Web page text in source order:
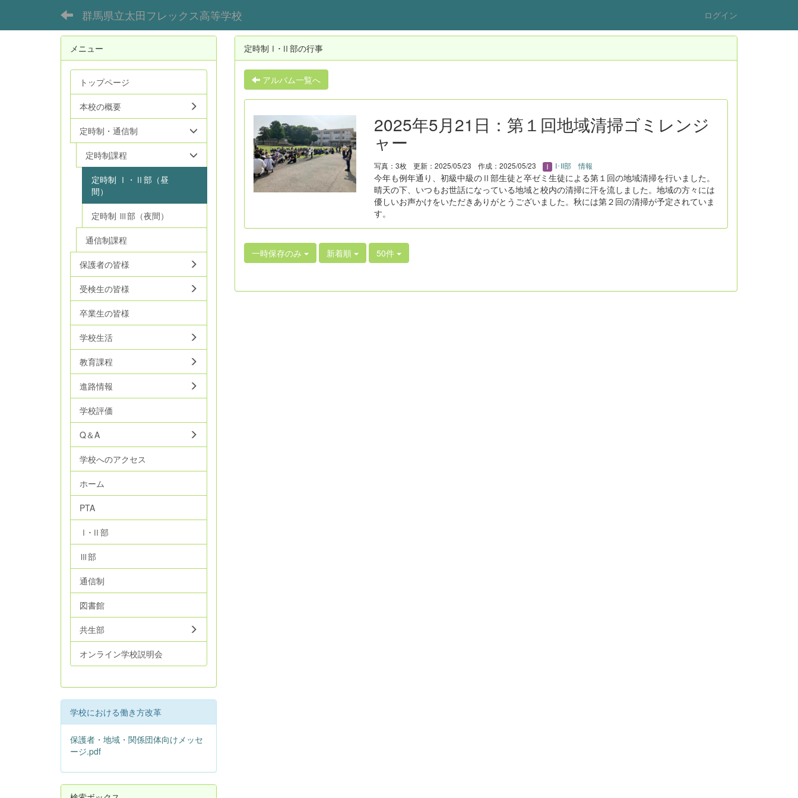
群馬県立太田フレックス高等学校 ログイン
定時制Ⅰ･Ⅱ部の行事
アルバム一覧へ
2025年5月21日：第１回地域清掃ゴミレンジ
ャー
写真：3枚 更新：2025/05/23 作成：2025/05/23 I･II部 情報
今年も例年通り、初級中級のⅡ部生徒と卒ゼミ生徒による第１回の地域清掃を行いました。
晴天の下、いつもお世話になっている地域と校内の清掃に汗を流しました。地域の方々には
優しいお声かけをいただきありがとうございました。秋には第２回の清掃が予定されていま
す。
一時保存のみ 新着順 50件
メニュー
トップページ
本校の概要
定時制・通信制
定時制課程
定時制 Ⅰ・Ⅱ部（昼
間）
定時制 Ⅲ部（夜間）
通信制課程
保護者の皆様
受検生の皆様
卒業生の皆様
学校生活
教育課程
進路情報
学校評価
Q＆A
学校へのアクセス
ホーム
PTA
Ⅰ･Ⅱ部
Ⅲ部
通信制
図書館
共生部
オンライン学校説明会
学校における働き方改革
保護者・地域・関係団体向けメッセ
ージ.pdf